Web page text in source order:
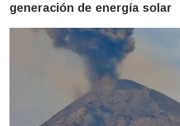
generación de energía solar